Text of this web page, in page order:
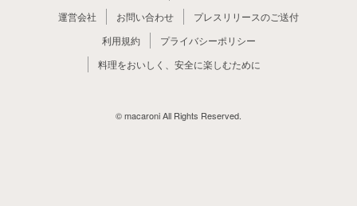
運営会社
お問い合わせ
プレスリリースのご送付
利用規約
プライバシーポリシー
料理をおいしく、安全に楽しむために
© macaroni All Rights Reserved.